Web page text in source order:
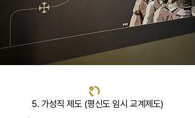
5. 가성직 제도 (평신도 임시 교계제도)